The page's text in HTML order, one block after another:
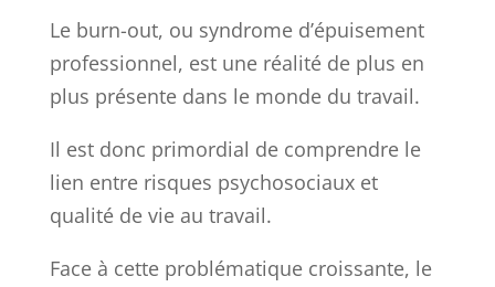
Le burn-out, ou syndrome d’épuisement
professionnel, est une réalité de plus en
plus présente dans le monde du travail.
Il est donc primordial de comprendre le
lien entre risques psychosociaux et
qualité de vie au travail.
Face à cette problématique croissante, le